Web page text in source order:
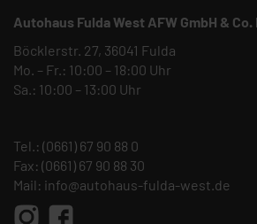
Autohaus Fulda West AFW GmbH & Co.
Böcklerstr. 27, 36041 Fulda
Mo. – Fr.: 10:00 – 18:00 Uhr
Sa.: 10:00 – 13:00 Uhr
Tel.: (0661) 67 90 88 0
Fax: (0661) 67 90 88 30
Mail: info@autohaus-fulda-west.de